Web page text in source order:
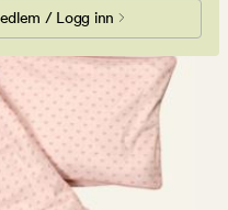
/ Logg inn